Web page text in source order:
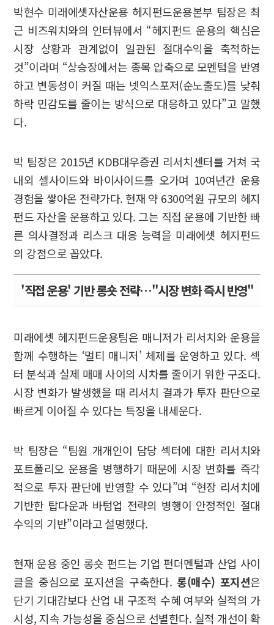
박현수 미래에셋자산운용 헤지펀드운용본부 팀장은 최
근 비즈워치와의 인터뷰에서 “헤지펀드 운용의 핵심은
시장 상황과 관계없이 일관된 절대수익을 축적하는
것”이라며 “상승장에서는 종목 압축으로 모멘텀을 반영
하고 변동성이 커질 때는 넷익스포저(순노출도)를 낮춰
하락 민감도를 줄이는 방식으로 대응하고 있다”고 말했
다.
박 팀장은 2015년 KDB대우증권 리서치센터를 거쳐 국
내외 셀사이드와 바이사이드를 오가며 10여년간 운용
경험을 쌓아온 전략가다. 현재 약 6300억원 규모의 헤지
펀드 자산을 운용하고 있다. 그는 직접 운용에 기반한 빠
른 의사결정과 리스크 대응 능력을 미래에셋 헤지펀드
의 강점으로 꼽았다.
'직접 운용' 기반 롱숏 전략…"시장 변화 즉시 반영"
미래에셋 헤지펀드운용팀은 매니저가 리서치와 운용을
함께 수행하는 ‘멀티 매니저’ 체제를 운영하고 있다. 섹
터 분석과 실제 매매 사이의 시차를 줄이기 위한 구조다.
시장 변화가 발생했을 때 리서치 결과가 투자 판단으로
빠르게 이어질 수 있다는 특징을 내세운다.
박 팀장은 “팀원 개개인이 담당 섹터에 대한 리서치와
포트폴리오 운용을 병행하기 때문에 시장 변화를 즉각
적으로 투자 판단에 반영할 수 있다”며 “현장 리서치에
기반한 탑다운과 바텀업 전략의 병행이 안정적인 절대
수익의 기반”이라고 설명했다.
현재 운용 중인 롱숏 펀드는 기업 펀더멘털과 산업 사이
클을 중심으로 포지션을 구축한다.롱(매수) 포지션은
단기 기대감보다 산업 내 구조적 수혜 여부와 실적의 가
시성, 지속 가능성을 중심으로 선별한다. 실적 개선이 확